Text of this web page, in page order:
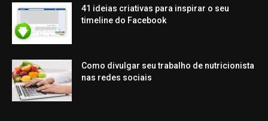
41 ideias criativas para inspirar o seu
timeline do Facebook
Como divulgar seu trabalho de nutricionista
nas redes sociais